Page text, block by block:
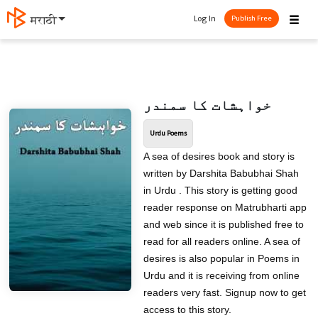
मराठी ☰
Log In Publish Free
خواہشات کا سمندر
Urdu Poems
A sea of desires book and story is
written by Darshita Babubhai Shah
in Urdu . This story is getting good
reader response on Matrubharti app
and web since it is published free to
read for all readers online. A sea of
desires is also popular in Poems in
Urdu and it is receiving from online
readers very fast. Signup now to get
access to this story.